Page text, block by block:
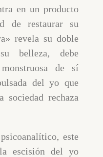
en un producto
de restaurar su
revela su doble
belleza, debe
de sí
del yo que
rechaza
este
escisión del yo